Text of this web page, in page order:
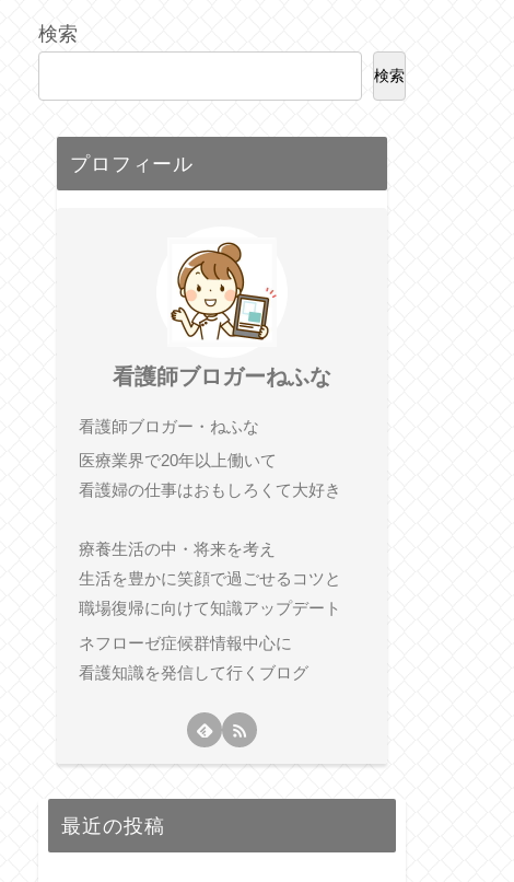
検索
検索
プロフィール
看護師ブロガーねふな
看護師ブロガー・ねふな
医療業界で20年以上働いて
看護婦の仕事はおもしろくて大好き
療養生活の中・将来を考え
生活を豊かに笑顔で過ごせるコツと
職場復帰に向けて知識アップデート
ネフローゼ症候群情報中心に
看護知識を発信して行くブログ
最近の投稿